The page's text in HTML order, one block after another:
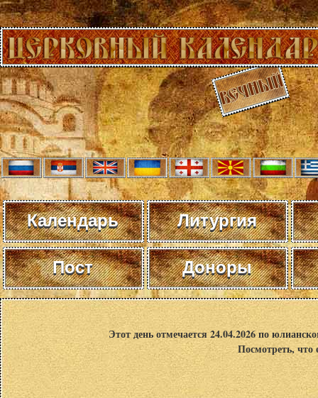
Календарь Литургия
Пост Доноры
Этот день отмечается 24.04.2026 по
Посмотреть,